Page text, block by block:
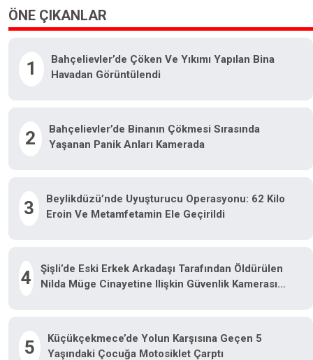
ÖNE ÇIKANLAR
1
Bahçelievler’de Çöken Ve Yıkımı Yapılan Bina
Havadan Görüntülendi
2
Bahçelievler’de Binanın Çökmesi Sırasında
Yaşanan Panik Anları Kamerada
3
Beylikdüzü’nde Uyuşturucu Operasyonu: 62 Kilo
Eroin Ve Metamfetamin Ele Geçirildi
4
Şişli’de Eski Erkek Arkadaşı Tarafından Öldürülen
Nilda Müge Cinayetine Ilişkin Güvenlik Kamerası
5
Küçükçekmece’de Yolun Karşısına Geçen 5
Yaşındaki Çocuğa Motosiklet Çarptı